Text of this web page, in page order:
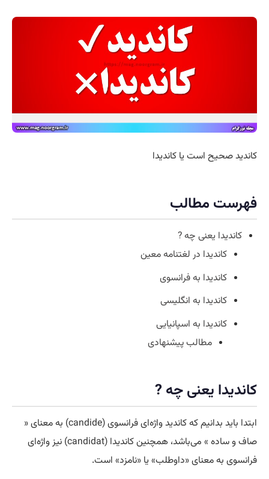
کاندید صحیح است یا کاندیدا
فهرست مطالب
کاندیدا یعنی چه ?
کاندیدا در لغتنامه معین
کاندیدا به فرانسوی
کاندیدا به انگلیسی
کاندیدا به اسپانیایی
مطالب پیشنهادی
کاندیدا یعنی چه ?
ابتدا باید بدانیم که کاندید واژه‌ای فرانسوی (candide) به‌ معنای «
صاف و ساده‌ » می‌باشد، همچنین کاندیدا (candidat) نیز واژه‌ای
فرانسوی به‌ معنای «داوطلب» یا «نامزد» است.